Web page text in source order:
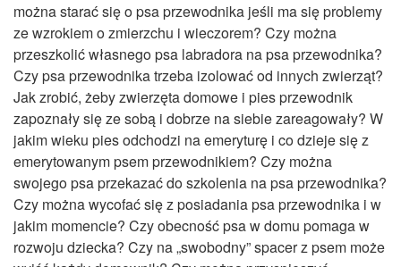
można starać się o psa przewodnika jeśli ma się problemy
ze wzrokiem o zmierzchu i wieczorem? Czy można
przeszkolić własnego psa labradora na psa przewodnika?
Czy psa przewodnika trzeba izolować od innych zwierząt?
Jak zrobić, żeby zwierzęta domowe i pies przewodnik
zapoznały się ze sobą i dobrze na siebie zareagowały? W
jakim wieku pies odchodzi na emeryturę i co dzieje się z
emerytowanym psem przewodnikiem? Czy można
swojego psa przekazać do szkolenia na psa przewodnika?
Czy można wycofać się z posiadania psa przewodnika i w
jakim momencie? Czy obecność psa w domu pomaga w
rozwoju dziecka? Czy na „swobodny” spacer z psem może